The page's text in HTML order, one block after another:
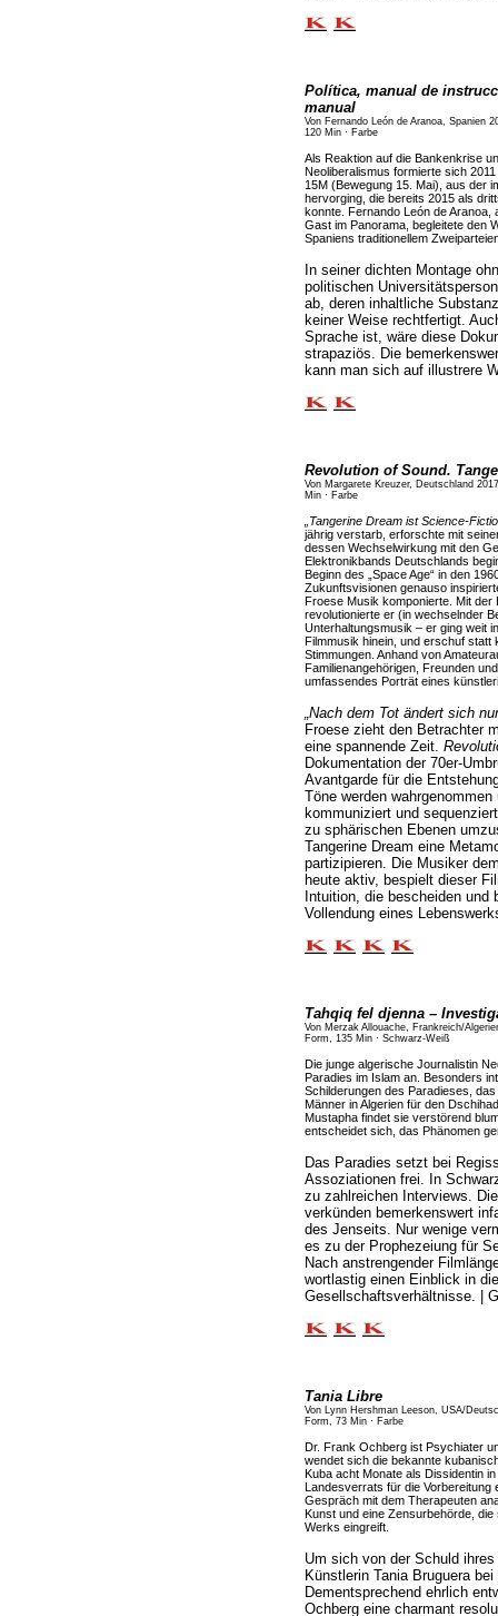
Política, manual de
manual
Von Fernando León de Aranoa, Spanien
120 Min · Farbe
Als Reaktion auf die Bankenkrise
Neoliberalismus formierte sich
15M (Bewegung 15. Mai), aus der
hervorging, die bereits 2015 als
konnte. Fernando León de
Gast im Panorama, begleitete den
Spaniens traditionellem
In seiner dichten Montage
politischen
ab, deren inhaltliche
keiner Weise rechtfertigt.
Sprache ist, wäre diese
strapaziös. Die
kann man sich auf illustrere
Revolution of Sound.
Von Margarete Kreuzer, Deutschland
Min · Farbe
„Tangerine Dream ist Science-
jährig verstarb, erforschte mit
dessen Wechselwirkung mit den
Elektronikbands Deutschlands
Beginn des „Space Age“ in den
Zukunftsvisionen genauso
Froese Musik komponierte. Mit der
revolutionierte er (in wechselnder
Unterhaltungsmusik – er ging weit
Filmmusik hinein, und erschuf
Stimmungen. Anhand von
Familienangehörigen, Freunden
umfassendes Porträt eines
„Nach dem Tot ändert sich
Froese zieht den Betrachter
eine spannende Zeit.
Dokumentation der 70er-
Avantgarde für die
Töne werden
kommuniziert und
zu sphärischen Ebenen
Tangerine Dream eine
partizipieren. Die Musiker
heute aktiv, bespielt dieser
Intuition, die bescheiden
Vollendung eines
Tahqiq fel djenna –
Von Merzak Allouache, Frankreich/
Form, 135 Min · Schwarz-Weiß
Die junge algerische Journalistin
Paradies im Islam an. Besonders
Schilderungen des Paradieses,
Männer in Algerien für den
Mustapha findet sie verstörend
entscheidet sich, das Phänomen
Das Paradies setzt bei
Assoziationen frei. In
zu zahlreichen Interviews.
verkünden bemerkenswert
des Jenseits. Nur wenige
es zu der Prophezeiung für
Nach anstrengender
wortlastig einen Einblick in
Gesellschaftsverhältnisse. |
Tania Libre
Von Lynn Hershman Leeson, USA/
Form, 73 Min · Farbe
Dr. Frank Ochberg ist Psychiater
wendet sich die bekannte
Kuba acht Monate als Dissidentin
Landesverrats für die Vorbereitung
Gespräch mit dem Therapeuten
Kunst und eine Zensurbehörde,
Werks eingreift.
Um sich von der Schuld
Künstlerin Tania Bruguera
Dementsprechend ehrlich
Ochberg eine charmant